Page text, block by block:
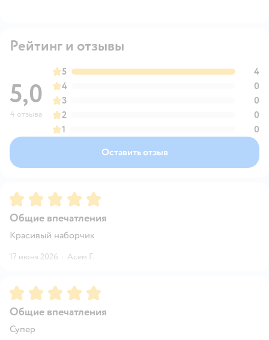
Рейтинг и отзывы
5,0
4 отзыва
5
4
4
0
3
0
2
0
1
0
Оставить отзыв
Рейтинг:5
Общие впечатления
Красивый наборчик
17 июня 2026 · Асем Г.
Рейтинг:5
Общие впечатления
Супер